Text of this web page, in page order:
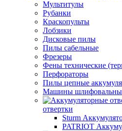
Мультитулы
Рубанки
Краскопульты
Лобзики
Дисковые пилы
Пилы сабельные
Фрезеры
Фены технические
Перфораторы
Пилы цепные
Машины
отвертки
Sturm
PATRIOT